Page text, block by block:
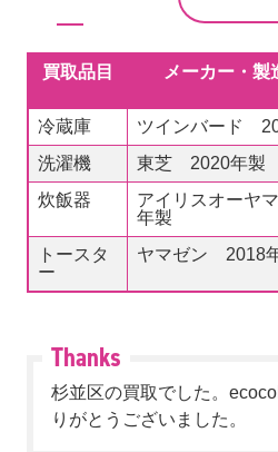
買取品目 メーカー・製
冷蔵庫
ツインバード
洗濯機
東芝 2020年製
炊飯器
アイリスオーヤ
年製
トースタ
ー
ヤマゼン 2018
杉並区の買取でした。
りがとうございました。